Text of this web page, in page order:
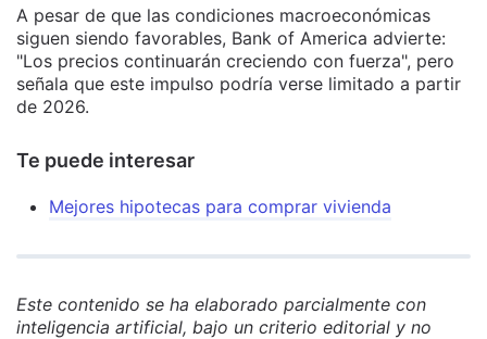
A pesar de que las condiciones macroeconómicas
siguen siendo favorables, Bank of America advierte:
"Los precios continuarán creciendo con fuerza", pero
señala que este impulso podría verse limitado a partir
de 2026.
Te puede interesar
Mejores hipotecas para comprar vivienda
Este contenido se ha elaborado parcialmente con
inteligencia artificial, bajo un criterio editorial y no